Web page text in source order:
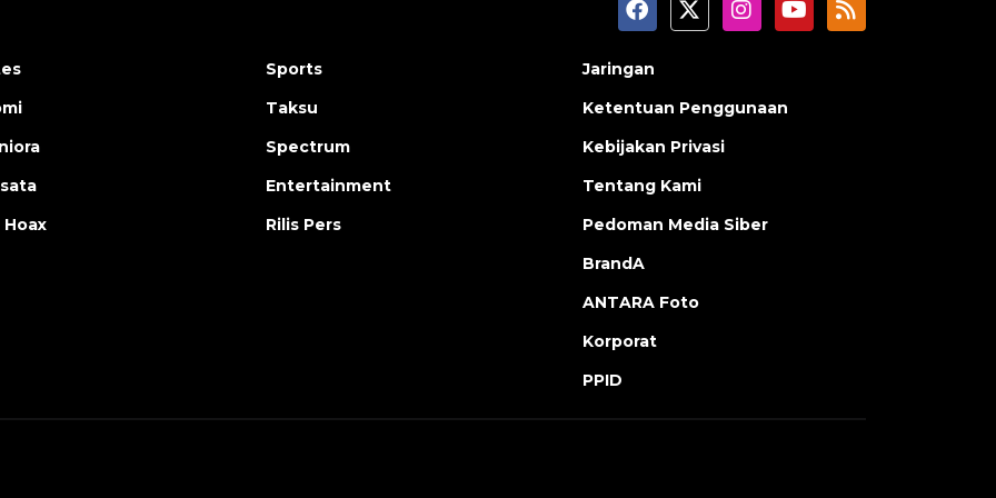
Sports
Taksu
Spectrum
Entertainment
Rilis Pers
Jaringan
Ketentuan Penggunaan
Kebijakan Privasi
Tentang Kami
Pedoman Media Siber
BrandA
ANTARA Foto
Korporat
PPID